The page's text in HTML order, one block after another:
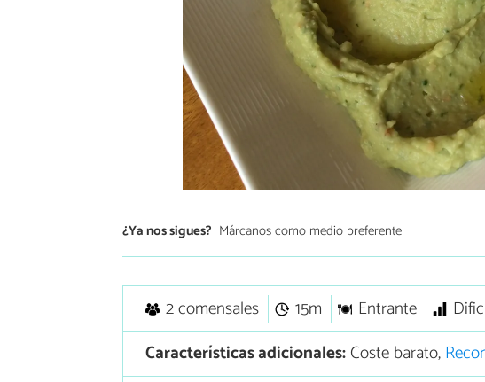
¿Ya nos sigues? Márcanos como medio preferente
2 comensales 15m Entrante
Características adicionales:Coste barato,